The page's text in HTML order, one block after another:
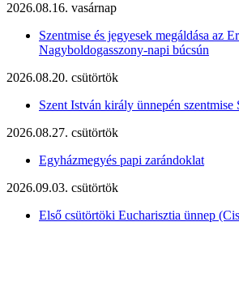
2026.08.16. vasárnap
Szentmise és jegyesek megáldása az
Nagyboldogasszony-napi búcsún
2026.08.20. csütörtök
Szent István király ünnepén szentmise
2026.08.27. csütörtök
Egyházmegyés papi zarándoklat
2026.09.03. csütörtök
Első csütörtöki Eucharisztia ünnep